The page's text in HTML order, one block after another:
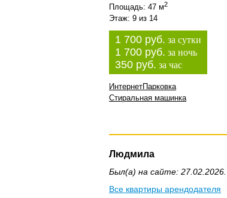
Площадь: 47 м2
Этаж: 9 из 14
1 700 руб. за сутки
1 700 руб. за ночь
350 руб. за час
ИнтернетПарковка
Стиральная машинка
Людмила
Был(а) на сайте: 27.02.2026.
Все квартиры арендодателя